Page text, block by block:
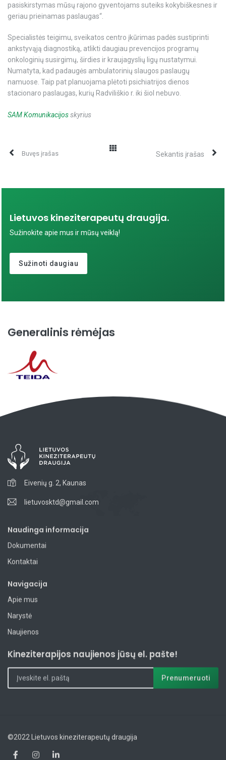
pasiskirstymas mūsų rajono gyventojams suteiks kokybiškesnes ir
geriau prieinamas paslaugas“.
Specialistės teigimu, sveikatos centro įkūrimas padės sustiprinti
ankstyvąją diagnostiką, atlikti daugiau prevencijos programų
onkologinių susirgimų, širdies ir kraujagyslių ligų nustatymui.
Numatyta, kad padaugės ambulatorinių slaugos paslaugų
namuose. Taip pat planuojama plėtoti psichiatrijos dienos
stacionaro paslaugas, kurių Radviliškio r. iki šiol nebuvo.
SAM Komunikacijosskyrius
Buvęs įrašas Sekantis įrašas
Lietuvos kineziterapeutų draugija.
Sužinokite apie mus ir mūsų veiklą!
Sužinoti daugiau
Generalinis rėmėjas
Eivenių g. 2, Kaunas
lietuvosktd@gmail.com
Naudinga informacija
Dokumentai
Kontaktai
Navigacija
Apie mus
Narystė
Naujienos
Kineziterapijos naujienos jūsų el. pašte!
©2022 Lietuvos kineziterapeutų draugija